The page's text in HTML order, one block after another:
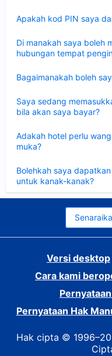
Apakah kod PIN saya
Di manakah saya boleh
hubungan tempat
Bagaimanakah boleh
Saya sedang
bila akan saya bayar?
Adakah hotel perlu
muka?
Bolehkah saya
untuk kanak-kanak?
Versi desktop
Cara kami
Pernyataan Hak
Hak cipta ©